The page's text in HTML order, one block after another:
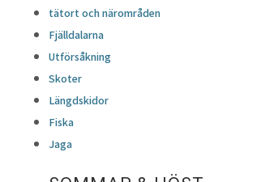
tätort och närområden
Fjälldalarna
Utförsåkning
Skoter
Längdskidor
Fiska
Jaga